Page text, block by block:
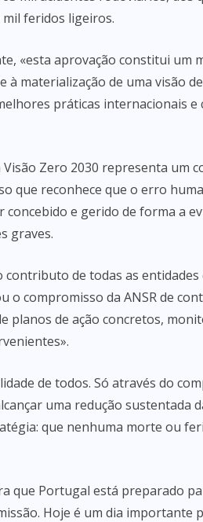
mil feridos ligeiros.
«esta aprovação constitui um
à materialização de uma visão
práticas internacionais e
Zero 2030 representa um
que reconhece que o erro
e gerido de forma a
graves.
de todas as
o compromisso da ANSR de
planos de ação concretos,
de todos. Só através do
uma redução sustentada
que nenhuma morte ou
que Portugal está preparado
Hoje é um dia importante